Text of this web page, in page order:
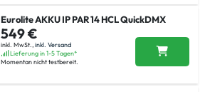
Eurolite AKKU IP PAR 14 HCL QuickDMX
549 €
inkl. MwSt.,inkl. Versand
Lieferung in 1-5 Tagen*
Momentan nicht testbereit.